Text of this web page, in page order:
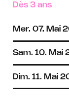
Dès 3 ans
Mer. 07. Mai
Sam. 10. Mai
Dim. 11. Mai